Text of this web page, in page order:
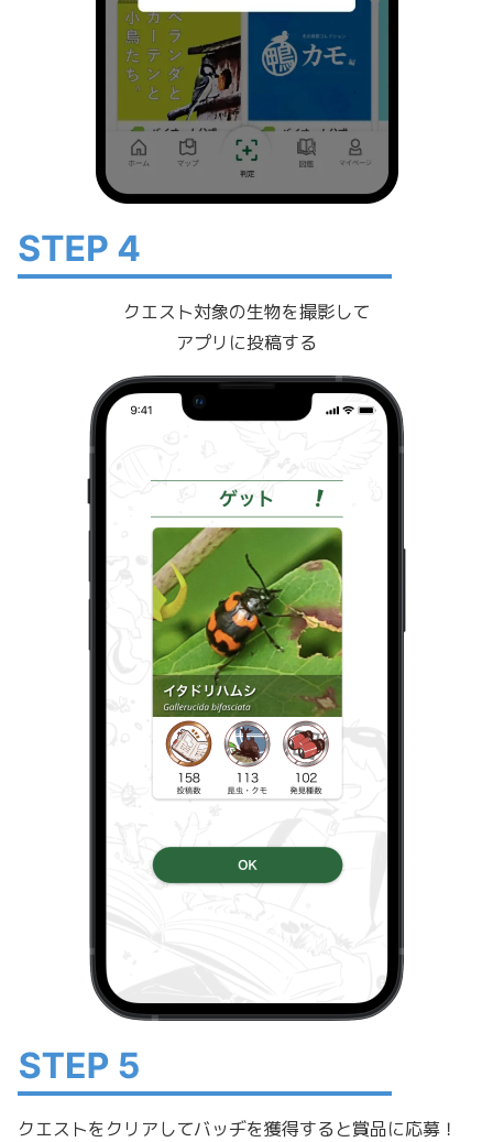
クエスト対象の生物を撮影して
アプリに投稿する
クエストをクリアしてバッヂを獲得すると賞品に応募！